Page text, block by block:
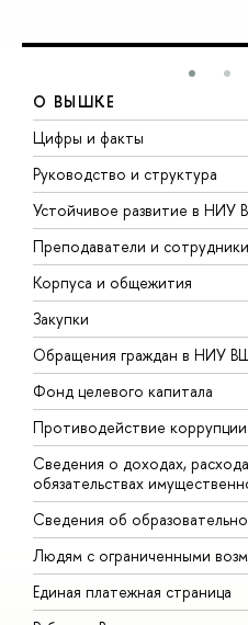
О ВЫШКЕ
Цифры и факты
Руководство и структура
Устойчивое развитие в НИУ
Преподаватели и сотрудники
Корпуса и общежития
Закупки
Обращения граждан в НИУ
Фонд целевого капитала
Противодействие коррупции
Сведения о доходах,
обязательствах
Сведения об
Людям с ограниченными
Единая платежная страница